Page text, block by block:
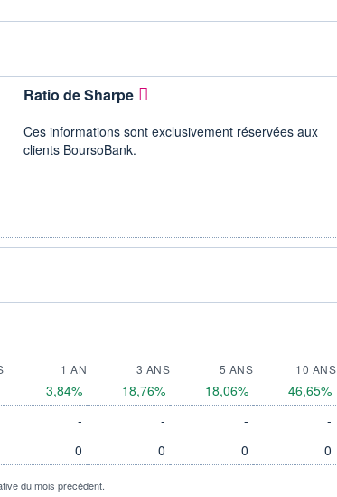
Ratio de Sharpe
Ces informations sont exclusivement réservées aux
clients BoursoBank.
1 AN 3 ANS 5 ANS
10 ANS
3,84% 18,76% 18,06% 46,65%
- - - -
0 0 0 0
du mois précédent.